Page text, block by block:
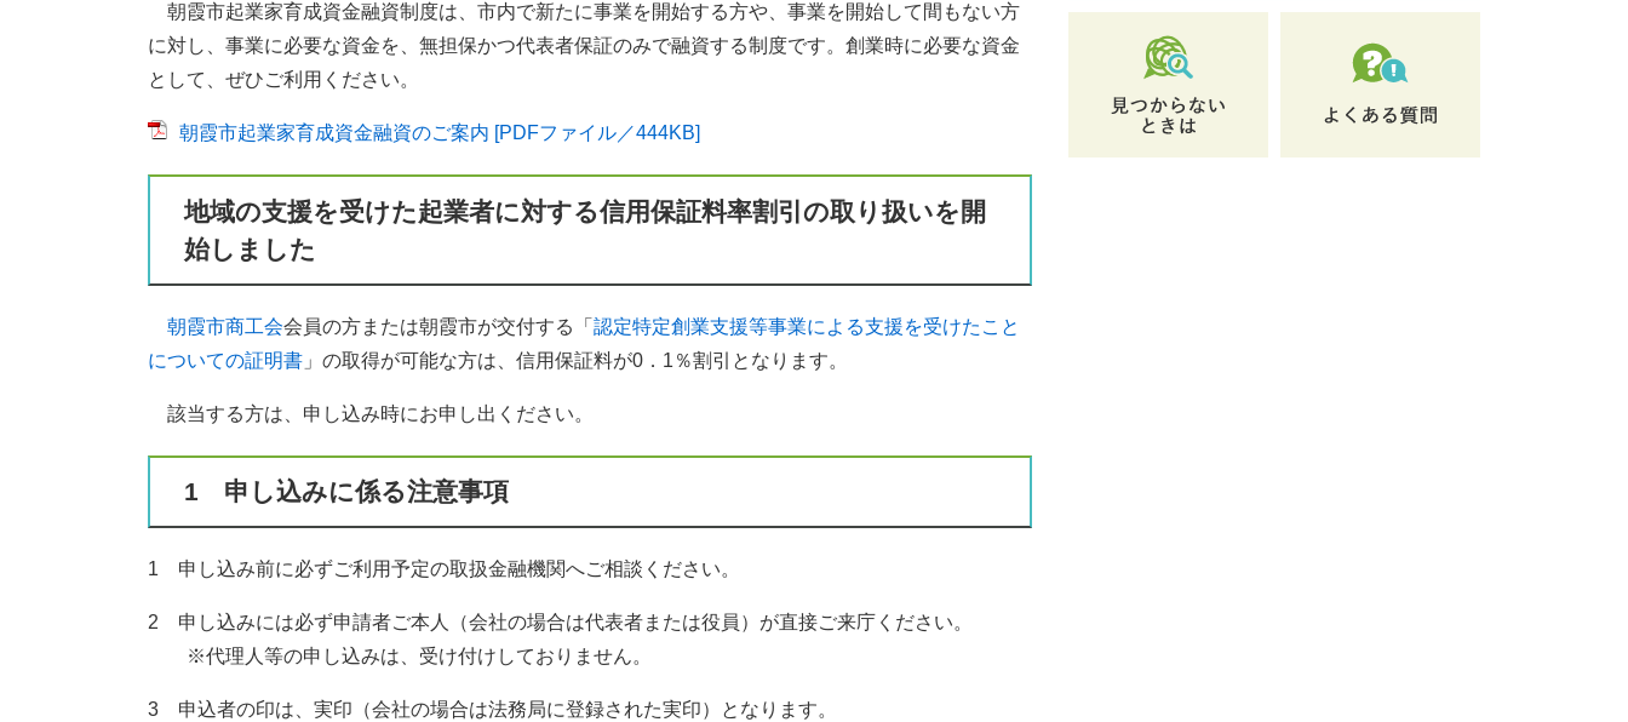
朝霞市起業家育成資金融資制度は、市内で新たに事業を開始する方や、事業を開始して間もない方
に対し、事業に必要な資金を、無担保かつ代表者保証のみで融資する制度です。創業時に必要な資金
として、ぜひご利用ください。
朝霞市起業家育成資金融資のご案内 [PDFファイル／444KB]
地域の支援を受けた起業者に対する信用保証料率割引の取り扱いを開
始しました
朝霞市商工会会員の方または朝霞市が交付する「 認定特定創業支援等事業による支援を受けたこと
についての証明書 」の取得が可能な方は、信用保証料が0．1％割引となります。
​​ 該当する方は、申し込み時にお申し出ください。
1 申し込みに係る注意事項
1 申し込み前に必ずご利用予定の取扱金融機関へご相談ください。
2 申し込みには必ず申請者ご本人（会社の場合は代表者または役員）が直接ご来庁ください。
※代理人等の申し込みは、受け付けしておりません。
3 申込者の印は、実印（会社の場合は法務局に登録された実印）となります。